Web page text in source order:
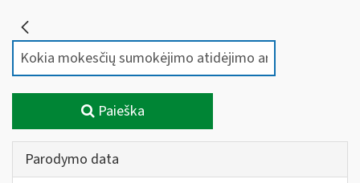
Paieška
Parodymo data